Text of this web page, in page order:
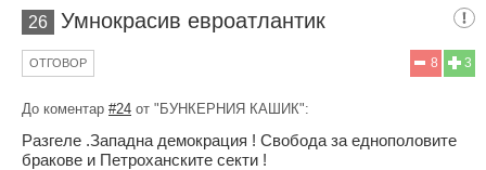
26 Умнокрасив евроатлантик
3
8
ОТГОВОР
До коментар #24 от "БУНКЕРНИЯ КАШИК":
Разгеле .Западна демокрация ! Свобода за еднополовите
бракове и Петроханските секти !